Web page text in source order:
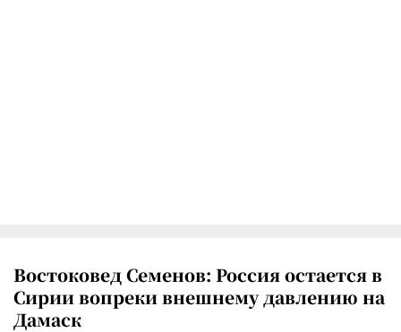
Востоковед Семенов: Россия остается в
Сирии вопреки внешнему давлению на
Дамаск